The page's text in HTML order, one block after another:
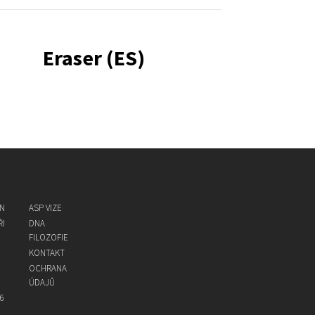
Eraser (ES)
ASP VIZE
DNA
FILOZOFIE
KONTAKT
OCHRANA
ÚDAJŮ